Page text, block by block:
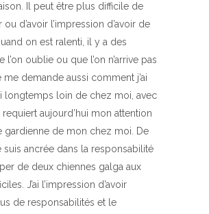
Il peut être plus difficile de
d’avoir l’impression d’avoir de
on est ralenti, il y a des
l’on oublie ou que l’on n’arrive pas
me demande aussi comment j’ai
longtemps loin de chez moi, avec
aujourd’hui mon attention
gardienne de mon chez moi. De
suis ancrée dans la responsabilité
de deux chiennes galga aux
J’ai l’impression d’avoir
de responsabilités et le